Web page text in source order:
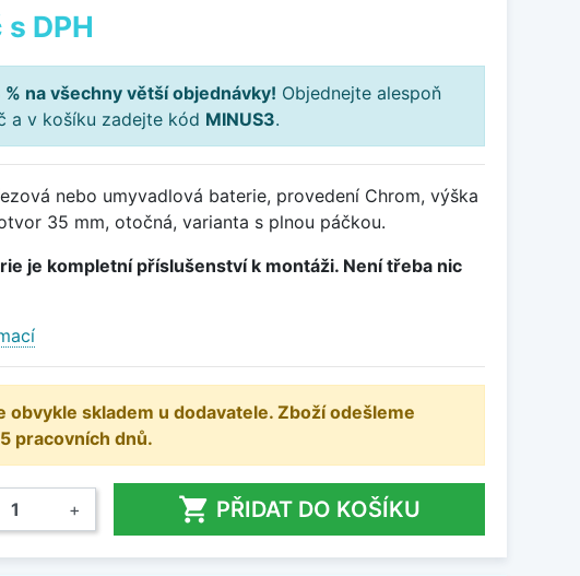
s DPH
% na všechny větší objednávky! Objednejte alespoň
a v košíku zadejte kód MINUS3.
nebo umyvadlová baterie, provedení Chrom, výška
35 mm, otočná, varianta s plnou páčkou.
je kompletní příslušenství k montáži. Není třeba nic
obvykle skladem u dodavatele. Zboží odešleme
pracovních dnů.
+  PŘIDAT DO KOŠÍKU